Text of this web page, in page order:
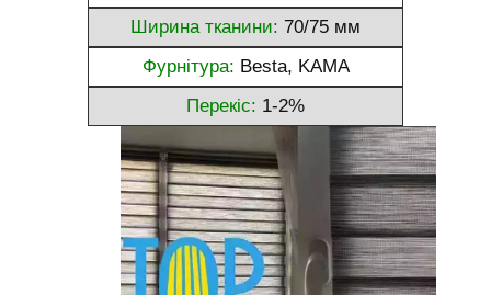
Ширина тканини: 70/75 мм
Фурнітура: Besta, KAMA
Перекіс: 1-2%